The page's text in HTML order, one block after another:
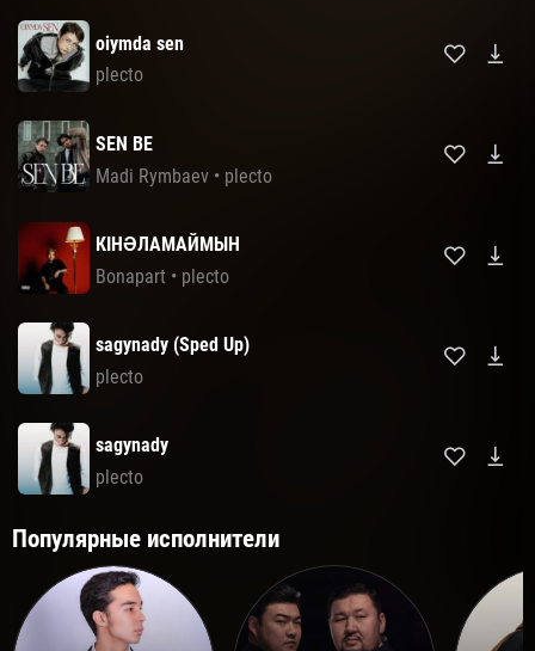
oiymda sen
plecto
SEN BE
Madi Rymbaev • plecto
КІНӘЛАМАЙМЫН
Bonapart • plecto
sagynady (Sped Up)
plecto
sagynady
plecto
Популярные исполнители